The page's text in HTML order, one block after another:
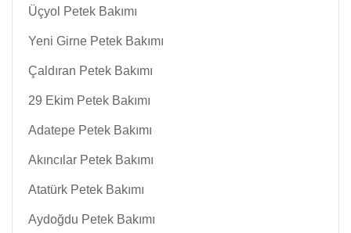
Üçyol Petek Bakımı
Yeni Girne Petek Bakımı
Çaldıran Petek Bakımı
29 Ekim Petek Bakımı
Adatepe Petek Bakımı
Akıncılar Petek Bakımı
Atatürk Petek Bakımı
Aydoğdu Petek Bakımı